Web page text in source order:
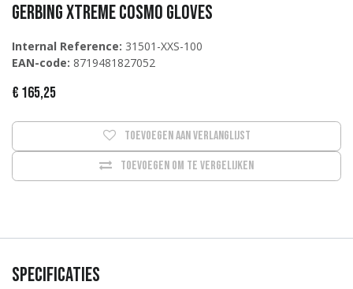
Gerbing Xtreme COSMO gloves
Internal Reference: 31501-XXS-100
EAN-code: 8719481827052
€ 165,25
Toevoegen om te vergelijken
Toevoegen aan verlanglijst
Specificaties